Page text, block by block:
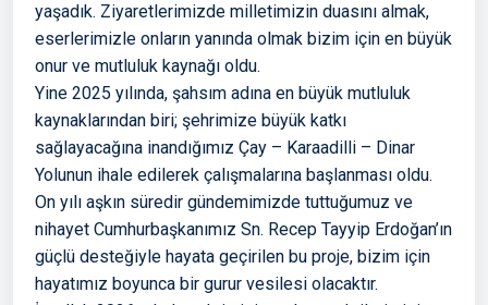
yaşadık. Ziyaretlerimizde milletimizin duasını almak,
eserlerimizle onların yanında olmak bizim için en büyük
onur ve mutluluk kaynağı oldu.
Yine 2025 yılında, şahsım adına en büyük mutluluk
kaynaklarından biri; şehrimize büyük katkı
sağlayacağına inandığımız Çay – Karaadilli – Dinar
Yolunun ihale edilerek çalışmalarına başlanması oldu.
On yılı aşkın süredir gündemimizde tuttuğumuz ve
nihayet Cumhurbaşkanımız Sn. Recep Tayyip Erdoğan’ın
güçlü desteğiyle hayata geçirilen bu proje, bizim için
hayatımız boyunca bir gurur vesilesi olacaktır.